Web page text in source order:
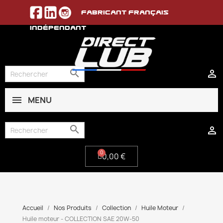
Fabricant français
indépendant


MENU


0,00 €
Accueil Nos Produits Collection
Huile Moteur
Huile moteur - COLLECTION SAE 20W-50